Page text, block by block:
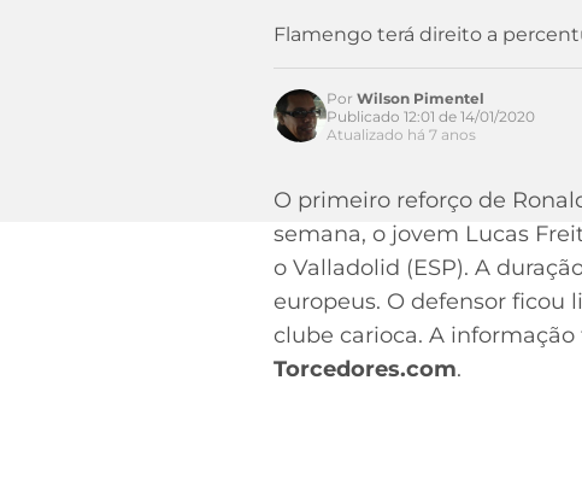
Flamengo terá direito a
Acesse o perfil do autor
Por Wilson Pimentel
Publicado 12:01 de 14/01/2020
Atualizado há 7 anos
O primeiro reforço de
semana, o jovem Lucas
o Valladolid (ESP). A
europeus. O defensor
clube carioca. A
Torcedores.com.